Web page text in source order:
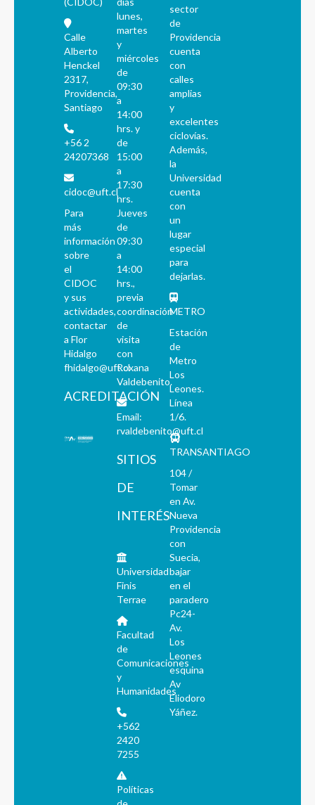
Calle
Alberto
Henckel
2317,
Providencia,
Santiago
+56 2
24207368
cidoc@uft.cl
Para
más
información
sobre
el
CIDOC
y sus
actividades,
contactar
a Flor
Hidalgo
fhidalgo@uft.cl
ACREDITACIÓN
lunes,
martes
y
miércoles
de
09:30
a
14:00
hrs. y
de
15:00
a
17:30
hrs.
Jueves
de
09:30
a
14:00
hrs.,
previa
coordinación
de
visita
con
Roxana
Valdebenito.
Email:
rvaldebenito@uft.cl
SITIOS
DE
INTERÉS
Universidad
Finis
Terrae
Facultad
de
Comunicaciones
y
Humanidades
+562
2420
7255
Políticas
sector
de
Providencia
cuenta
con
calles
amplias
y
excelentes
ciclovías.
Además,
la
Universidad
cuenta
con
un
lugar
especial
para
dejarlas.
METRO
Estación
de
Metro
Los
Leones.
Línea
1/6.
TRANSANTIAGO
104 /
Tomar
en Av.
Nueva
Providencia
con
Suecia,
bajar
en el
paradero
Pc24-
Av.
Los
Leones
esquina
Av
Eliodoro
Yáñez.